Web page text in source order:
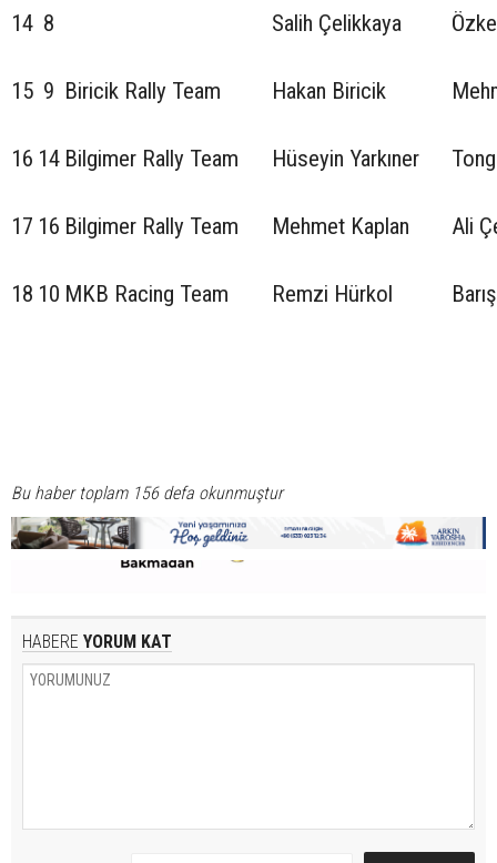
14 8 Salih Çelikkaya
15 9 Biricik Rally Team Hakan Biricik
16 14 Bilgimer Rally Team Hüseyin Yarkıner
17 16 Bilgimer Rally Team Mehmet Kaplan Ali
18 10 MKB Racing Team Remzi Hürkol
Bu haber toplam 156 defa okunmuştur
HABERE YORUM KAT